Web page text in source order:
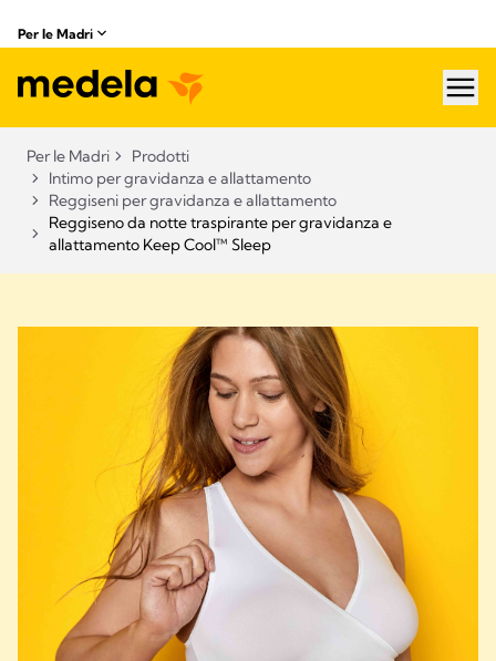
Per le Madri
Per le Madri
Prodotti
Intimo per gravidanza e allattamento
Reggiseni per gravidanza e allattamento
Reggiseno da notte traspirante per gravidanza e
allattamento Keep Cool™ Sleep